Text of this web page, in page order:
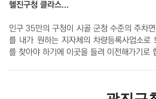
헬진구청 클라스...
인구 35만의 구청이 시골 군청 수준의 주차
를 내가 원하는 지자체의 차량등록사업소로
를 찾아야 하기에 이곳을 들려 이전해가기로